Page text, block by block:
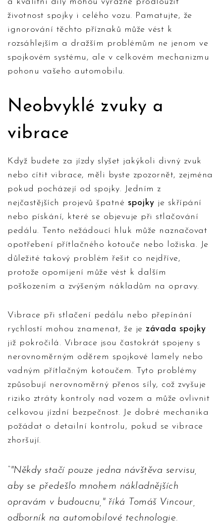
životnost spojky i celého vozu. Pamatujte, že
ignorování těchto příznaků může vést k
rozsáhlejším a dražším problémům ne jenom ve
spojkovém systému, ale v celkovém mechanizmu
pohonu vašeho automobilu.
Neobvyklé zvuky a
vibrace
Když budete za jízdy slyšet jakýkoli divný zvuk
nebo cítit vibrace, měli byste zpozornět, zejména
pokud pocházejí od spojky. Jedním z
nejčastějších projevů špatné spojky je skřípání
nebo pískání, které se objevuje při stlačování
pedálu. Tento nežádoucí hluk může naznačovat
opotřebení přítlačného kotouče nebo ložiska. Je
důležité takový problém řešit co nejdříve,
protože opomíjení může vést k dalším
poškozením a zvýšeným nákladům na opravy.
Vibrace při stlačení pedálu nebo přepínání
rychlostí mohou znamenat, že je závada spojky
již pokročilá. Vibrace jsou častokrát spojeny s
nerovnoměrným oděrem spojkové lamely nebo
vadným přítlačným kotoučem. Tyto problémy
způsobují nerovnoměrný přenos síly, což zvyšuje
riziko ztráty kontroly nad vozem a může ovlivnit
celkovou jízdní bezpečnost. Je dobré mechanika
požádat o detailní kontrolu, pokud se vibrace
zhoršují.
"Někdy stačí pouze jedna návštěva servisu,
aby se předešlo mnohem nákladnějších
opravám v budoucnu," říká Tomáš Vincour,
odborník na automobilové technologie.